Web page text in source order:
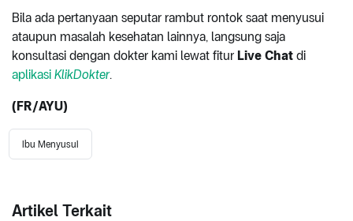
Bila ada pertanyaan seputar rambut rontok saat menyusui
ataupun masalah kesehatan lainnya, langsung saja
konsultasi dengan dokter kami lewat fitur Live Chat di
aplikasi KlikDokter.
(FR/AYU)
Ibu Menyusui
Artikel Terkait